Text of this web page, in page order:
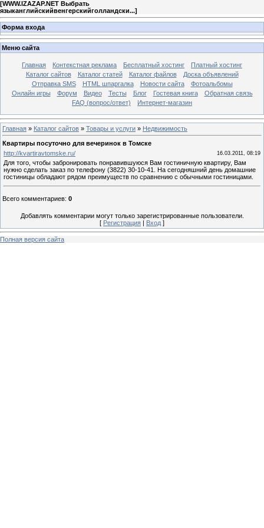
[WWW.IZAZAP.NET Выбрать
языканглийскийвенгерскийголландски...]
Форма входа
Меню сайта
Главная Контекстная реклама Бесплатный хостинг
Платный хостинг
Каталог сайтов
Каталог статей Каталог файлов
Доска объявлений
Отправка SMS
HTML шпаргалка Новости сайта
Фотоальбомы
Онлайн игры
Форум Видео Тесты Блог Гостевая книга
Обратная связь
FAQ (вопрос/ответ)
Интернет-магазин
Главная » Каталог сайтов » Товары и услуги » Недвижимость
Квартиры посуточно для вечеринок в Томске
http://kvartiravtomske.ru/
16.03.2011, 08:19
Для того, чтобы забронировать понравившуюся Вам гостиничную квартиру, Вам
нужно сделать заказ по телефону (3822) 30-10-41. На сегодняшний день домашние
гостиницы обладают рядом преимуществ по сравнению с обычными гостиницами.
Всего комментариев: 0
Добавлять комментарии могут только зарегистрированные пользователи.
[ Регистрация | Вход ]
Полная версия сайта